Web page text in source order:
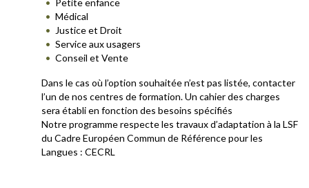
Petite enfance
Médical
Justice et Droit
Service aux usagers
Conseil et Vente
Dans le cas où l’option souhaitée n’est pas listée, contacter
l’un de nos centres de formation. Un cahier des charges
sera établi en fonction des besoins spécifiés
Notre programme respecte les travaux d’adaptation à la LSF
du Cadre Européen Commun de Référence pour les
Langues : CECRL